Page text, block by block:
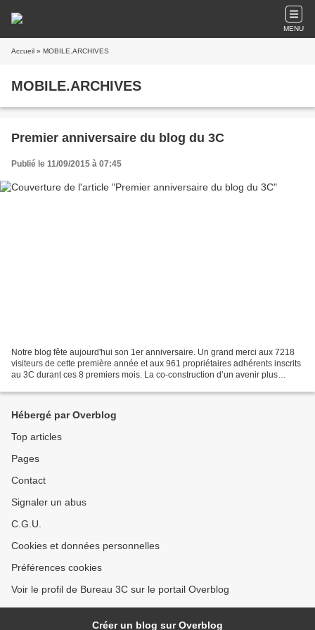
MENU
Accueil » MOBILE.ARCHIVES
MOBILE.ARCHIVES
Premier anniversaire du blog du 3C
Publié le 11/09/2015 à 07:45
Notre blog fête aujourd'hui son 1er anniversaire. Un grand merci aux 7218
visiteurs de cette première année et aux 961 propriétaires adhérents inscrits
au 3C durant ces 8 premiers mois. La co-construction d’un avenir plus
Hébergé par Overblog
Top articles
Pages
Contact
Signaler un abus
C.G.U.
Cookies et données personnelles
Préférences cookies
Voir le profil de Bureau 3C sur le portail Overblog
Créer un blog sur Overblog